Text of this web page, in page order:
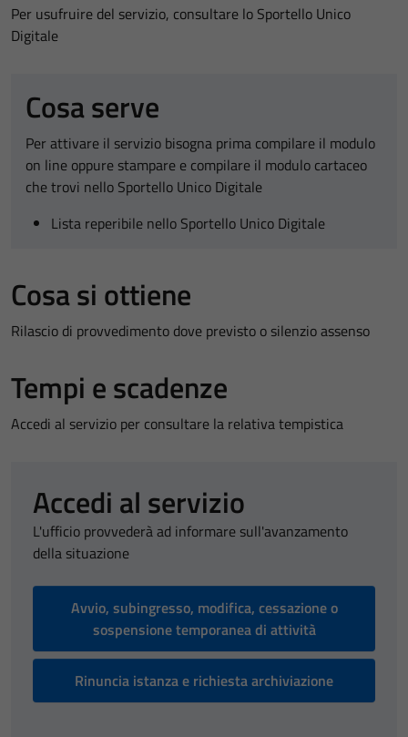
Per usufruire del servizio, consultare lo Sportello Unico
Digitale
Cosa serve
Per attivare il servizio bisogna prima compilare il modulo
on line oppure stampare e compilare il modulo cartaceo
che trovi nello Sportello Unico Digitale
Lista reperibile nello Sportello Unico Digitale
Cosa si ottiene
Rilascio di provvedimento dove previsto o silenzio assenso
Tempi e scadenze
Accedi al servizio per consultare la relativa tempistica
Accedi al servizio
L'ufficio provvederà ad informare sull'avanzamento
della situazione
Avvio, subingresso, modifica, cessazione o
sospensione temporanea di attività
Rinuncia istanza e richiesta archiviazione